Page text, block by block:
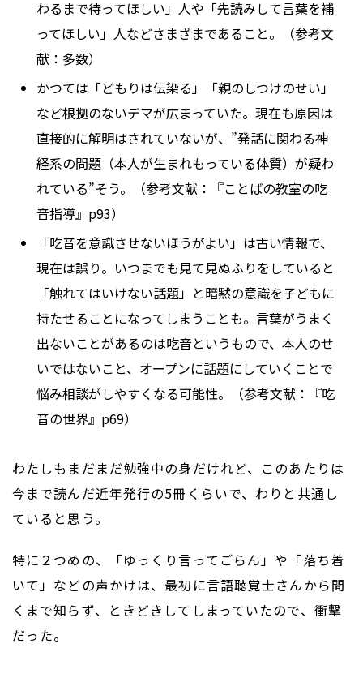
わるまで待ってほしい」人や「先読みして言葉を補
ってほしい」人などさまざまであること。（参考文
献：多数）
かつては「どもりは伝染る」「親のしつけのせい」
など根拠のないデマが広まっていた。現在も原因は
直接的に解明はされていないが、”発話に関わる神
経系の問題（本人が生まれもっている体質）が疑わ
れている”そう。（参考文献：『ことばの教室の吃
音指導』p93）
「吃音を意識させないほうがよい」は古い情報で、
現在は誤り。いつまでも見て見ぬふりをしていると
「触れてはいけない話題」と暗黙の意識を子どもに
持たせることになってしまうことも。言葉がうまく
出ないことがあるのは吃音というもので、本人のせ
いではないこと、オープンに話題にしていくことで
悩み相談がしやすくなる可能性。（参考文献：『吃
音の世界』p69）
わたしもまだまだ勉強中の身だけれど、このあたりは
今まで読んだ近年発行の5冊くらいで、わりと共通し
ていると思う。
特に２つめの、「ゆっくり言ってごらん」や「落ち着
いて」などの声かけは、最初に言語聴覚士さんから聞
くまで知らず、ときどきしてしまっていたので、衝撃
だった。